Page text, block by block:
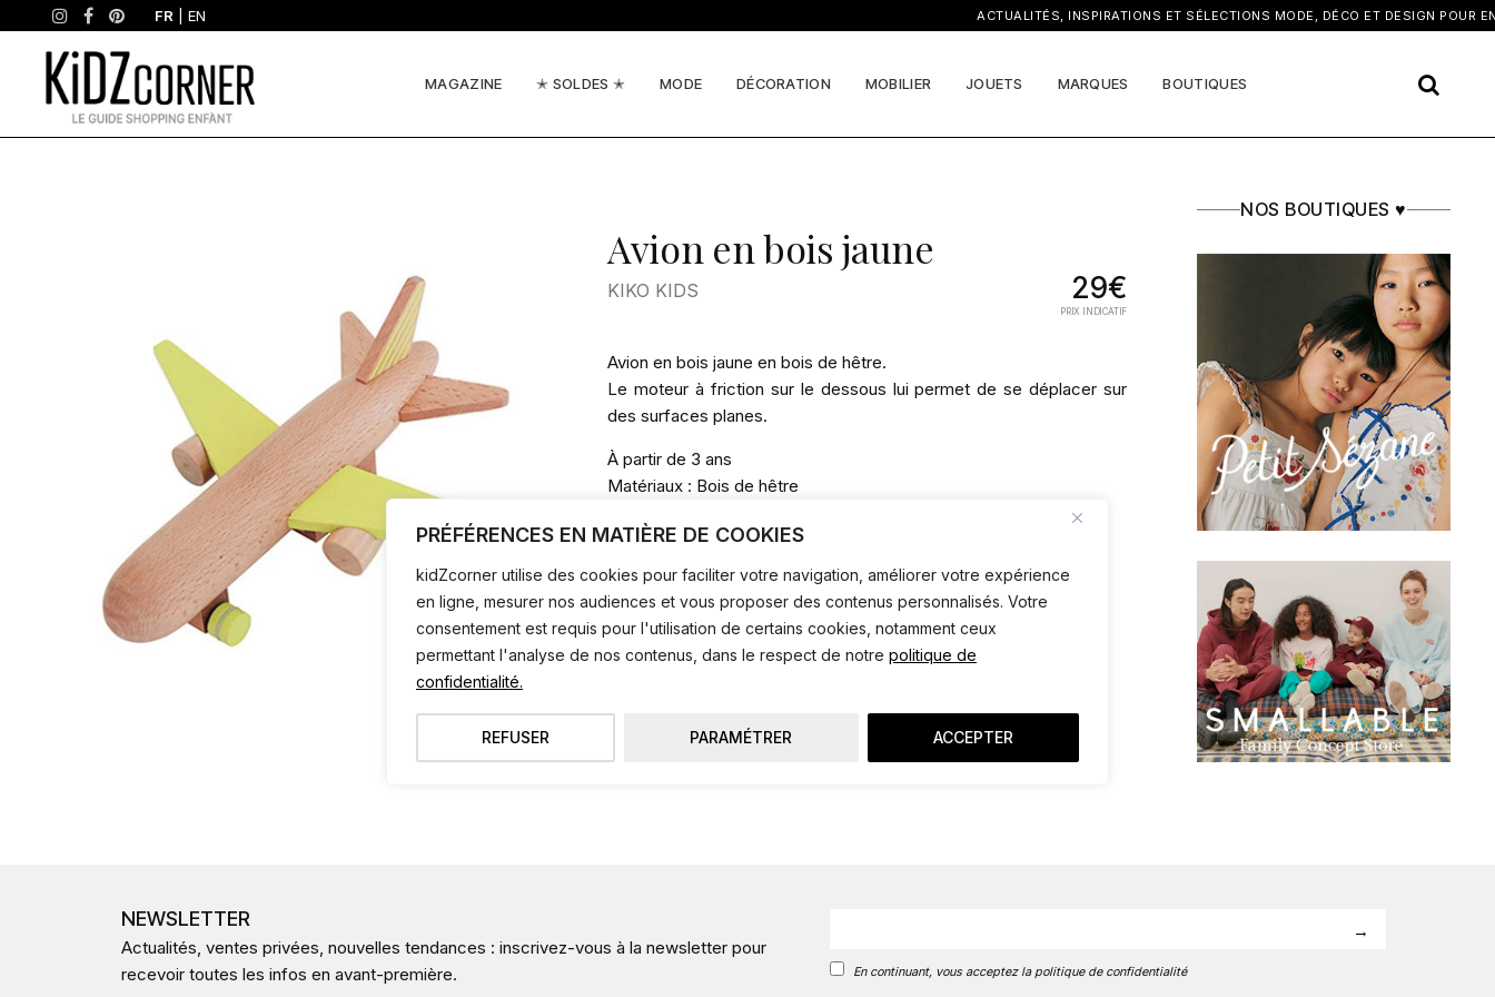
PRÉFÉRENCES EN MATIÈRE DE COOKIES
kidZcorner utilise des cookies pour faciliter votre navigation, améliorer votre expérience
en ligne, mesurer nos audiences et vous proposer des contenus personnalisés. Votre
consentement est requis pour l'utilisation de certains cookies, notamment ceux
permettant l'analyse de nos contenus, dans le respect de notre politique de
confidentialité.
PARAMÉTRER
REFUSER ACCEPTER
FR |EN ACTUALITÉS, INSPIRATIONS ET SÉLECTIONS MODE, DÉCO ET DESIGN POUR ×
MAGAZINE ✭ SOLDES ✭ MODE DÉCORATION MOBILIER JOUETS MARQUES BOUTIQUES
Avion en bois jaune
KIKO KIDS 29€
PRIX INDICATIF
Pourquoi
Avion en bois jaune en bois de hêtre.
Le moteur à friction sur le dessous lui permet de se déplacer sur
des surfaces planes.
À partir de 3 ans
Matériaux : Bois de hêtre
Poids : 400 g
ANCIENNE COLLECTION
NOS BOUTIQUES ♥
NEWSLETTER
Actualités, ventes privées, nouvelles tendances : inscrivez-vous à la newsletter pour
recevoir toutes les infos en avant-première.
En continuant, vous acceptez la politique de confidentialité